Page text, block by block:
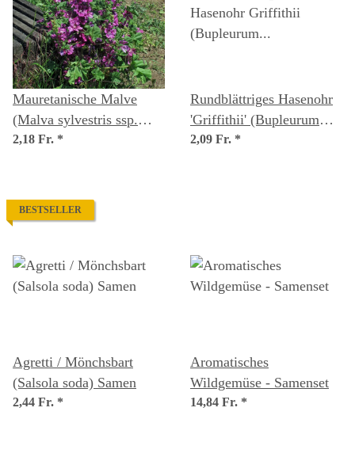
Mauretanische Malve
(Malva sylvestris ssp.
mauritiana) Samen
2,18 Fr. *
Rundblättriges Hasenohr
'Griffithii' (Bupleurum
rotundifolium) Samen
2,09 Fr. *
BESTSELLER
Agretti / Mönchsbart
(Salsola soda) Samen
2,44 Fr. *
Aromatisches
Wildgemüse - Samenset
14,84 Fr. *